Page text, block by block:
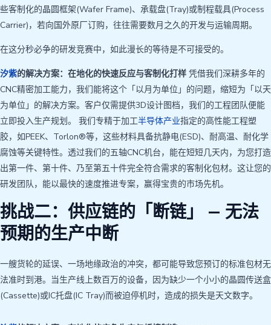
些客制化的晶圆框架(Wafer Frame)、承载盘(Tray)或制程载具(Process
Carrier)，若向国外原厂订购，往往需要数月之久的开发与运输周期。
在这分秒必争的研发竞赛中，如此漫长的等待是不可接受的。
汐紫的解决方案：在地化的快速反应与客制化打样 凭借我们深耕多年的
CNC精密加工能力，我们能将这个「以月为单位」的问题，缩短为「以天
为单位」的解决方案。客户仅需提供3D设计图档，我们的工程团队便能
立即投入生产规划。 我们专精于加工半导体产业指定的高性能工程塑
胶，如PEEK、Torlon®等，这些材料具备抗静电(ESD)、耐高温、耐化学
腐蚀等关键特性。透过我们的五轴CNC机台，能在短短几天内，为您打造
出第一件、第十件、乃至第五十件完全符合需求的客制化包材。这让您的
研发团队，能以最快的速度推进专案，赢得宝贵的市场先机。
挑战二：供应链的「断链」 — 无法
预期的生产中断
一艘货轮的延误、一场地缘政治的冲突，都可能导致您预订的标准包材无
法准时到港。当生产线上数百万的设备，因为缺少一个小小的晶圆传送盒
(Cassette)或IC托盘(IC Tray)而被迫停机时，造成的损失是天文数字。